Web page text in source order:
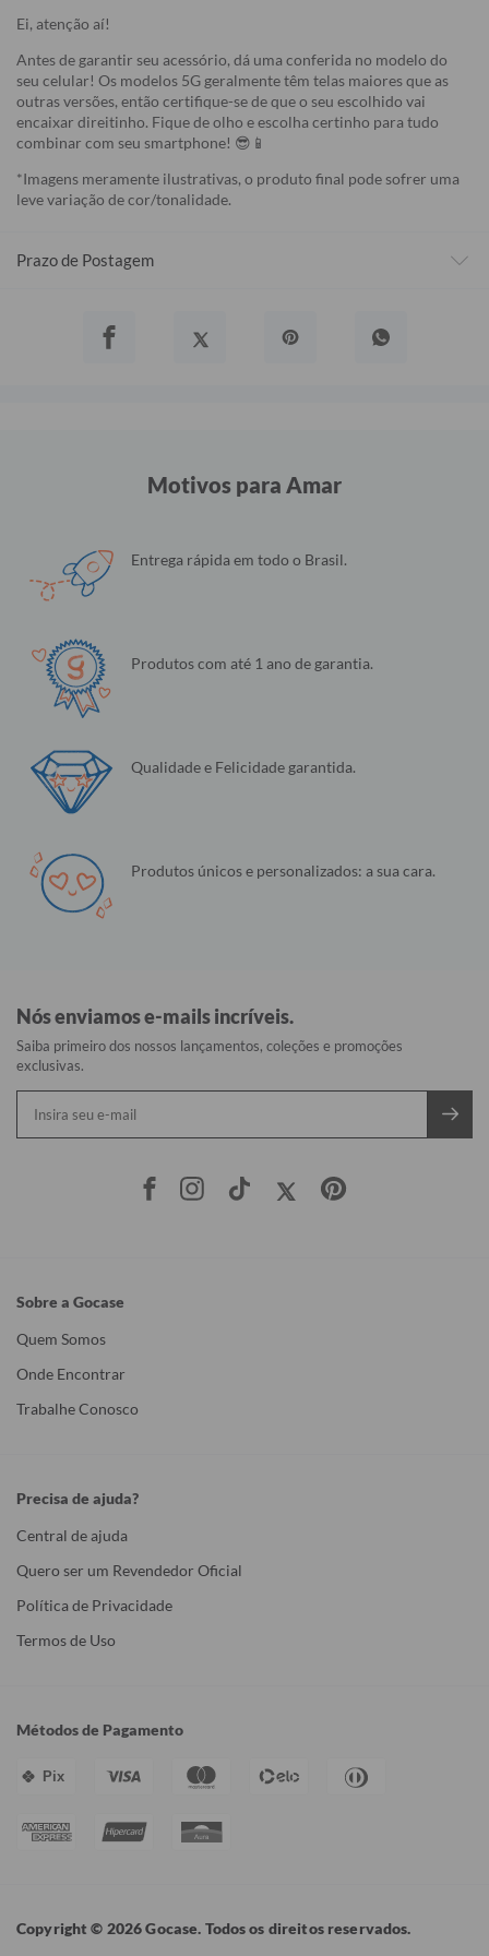
Ei, atenção aí!
Antes de garantir seu acessório, dá uma conferida no modelo do
seu celular! Os modelos 5G geralmente têm telas maiores que as
outras versões, então certifique-se de que o seu escolhido vai
encaixar direitinho. Fique de olho e escolha certinho para tudo
combinar com seu smartphone! 😎📱
*Imagens meramente ilustrativas, o produto final pode sofrer uma
leve variação de cor/tonalidade.
Prazo de Postagem
Motivos para Amar
Entrega rápida em todo o Brasil.
Produtos com até 1 ano de garantia.
Qualidade e Felicidade garantida.
Produtos únicos e personalizados: a sua cara.
Nós enviamos e-mails incríveis.
Saiba primeiro dos nossos lançamentos, coleções e promoções
exclusivas.
Sobre a Gocase
Quem Somos
Onde Encontrar
Trabalhe Conosco
Precisa de ajuda?
Central de ajuda
Quero ser um Revendedor Oficial
Política de Privacidade
Termos de Uso
Métodos de Pagamento
Pix
Copyright © 2026 Gocase. Todos os direitos reservados.